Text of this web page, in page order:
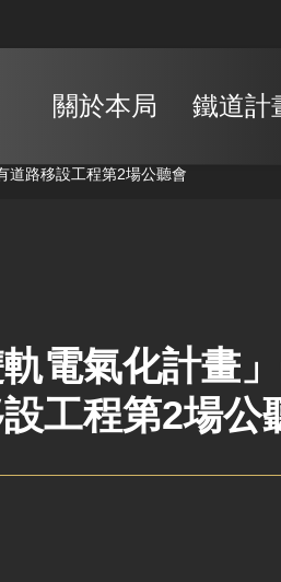
關於本局 鐵道計
道路移設工程第2場公聽會
軌電氣化計畫
工程第2場公